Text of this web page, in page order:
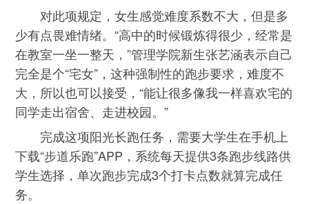
对此项规定，女生感觉难度系数不大，但是多
少有点畏难情绪。“高中的时候锻炼得很少，经常是
在教室一坐一整天，”管理学院新生张艺涵表示自己
完全是个“宅女”，这种强制性的跑步要求，难度不
大，所以也可以接受，“能让很多像我一样喜欢宅的
同学走出宿舍、走进校园。”
完成这项阳光长跑任务，需要大学生在手机上
下载“步道乐跑”APP，系统每天提供3条跑步线路供
学生选择，单次跑步完成3个打卡点数就算完成任
务。